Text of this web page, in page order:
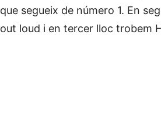
que segueix de número 1. En
out loud i en tercer lloc trobem